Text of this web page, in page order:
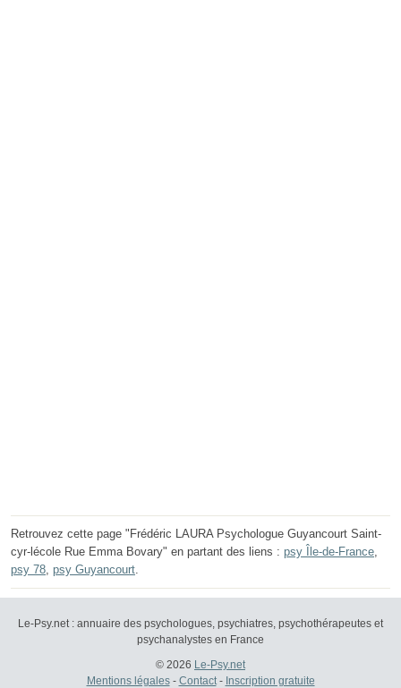
Retrouvez cette page "Frédéric LAURA Psychologue Guyancourt Saint-
cyr-lécole Rue Emma Bovary" en partant des liens : psy Île-de-France,
psy 78, psy Guyancourt.
Le-Psy.net : annuaire des psychologues, psychiatres, psychothérapeutes et
psychanalystes en France
© 2026 Le-Psy.net
Mentions légales- Contact- Inscription gratuite